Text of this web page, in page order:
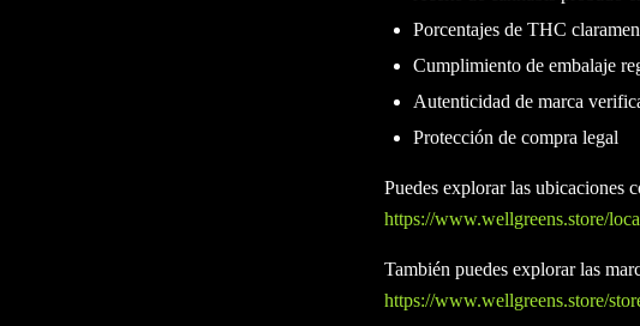
Porcentajes de THC
Cumplimiento de embalaje
Autenticidad de marca
Protección de compra legal
Puedes explorar las ubicaciones
https://www.wellgreens.store/
También puedes explorar las
https://www.wellgreens.store/